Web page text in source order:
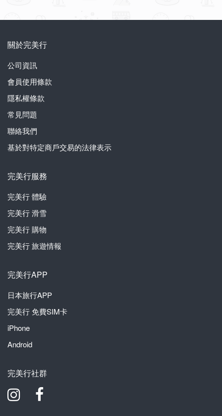
關於完美行
公司資訊
會員使用條款
隱私權條款
常見問題
聯絡我們
基於對特定商戶交易的法律表示
完美行服務
完美行體驗
完美行滑雪
完美行購物
完美行旅遊情報
完美行APP
日本旅行APP
完美行免費SIM卡
iPhone
Android
完美行社群